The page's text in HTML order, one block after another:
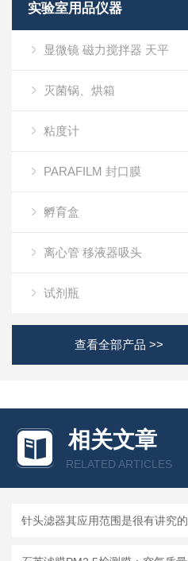
实验室用品仪器
显微镜 磁力搅拌器 天平
灭菌锅、烘箱
粘度计
PARAFILM 封口膜
孵育盒
离心管 移液器吸头
试剂瓶
查看全部产品 >>
相关文章
RELATED ARTICLES
针头滤器其应用范围是很有讲究的